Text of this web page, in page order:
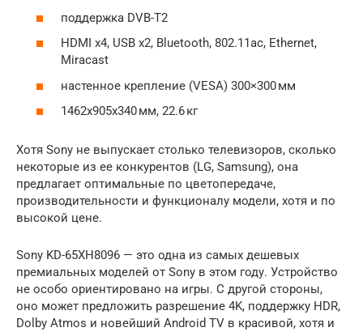
поддержка DVB-T2
HDMI x4, USB x2, Bluetooth, 802.11ac, Ethernet,
Miracast
настенное крепление (VESA) 300×300 мм
1462x905x340 мм, 22.6 кг
Хотя Sony не выпускает столько телевизоров, сколько
некоторые из ее конкурентов (LG, Samsung), она
предлагает оптимальные по цветопередаче,
производительности и функционалу модели, хотя и по
высокой цене.
Sony KD-65XH8096 — это одна из самых дешевых
премиальных моделей от Sony в этом году. Устройство
не особо ориентировано на игры. С другой стороны,
оно может предложить разрешение 4K, поддержку HDR,
Dolby Atmos и новейший Android TV в красивой, хотя и